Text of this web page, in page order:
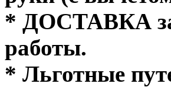
* ДОСТАВКА
работы.
* Льготные